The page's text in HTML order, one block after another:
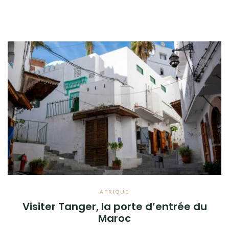
AFRIQUE
Visiter Tanger, la porte d’entrée du
Maroc